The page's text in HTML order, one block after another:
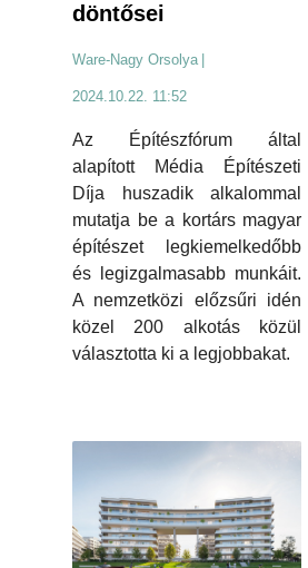
döntősei
Ware-Nagy Orsolya
2024.10.22. 11:52
Az Építészfórum által
alapított Média Építészeti
Díja huszadik alkalommal
mutatja be a kortárs magyar
építészet legkiemelkedőbb
és legizgalmasabb munkáit.
A nemzetközi előzsűri idén
közel 200 alkotás közül
választotta ki a legjobbakat.